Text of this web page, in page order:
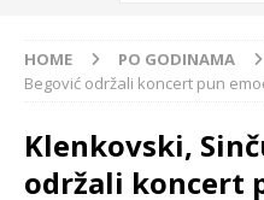
HOME PO GODINAMA
Begović održali koncert pun
Klenkovski,
održali koncert